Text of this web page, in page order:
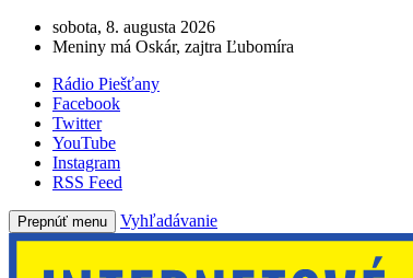
sobota, 8. augusta 2026
Meniny má Oskár, zajtra Ľubomíra
Rádio Piešťany
Facebook
Twitter
YouTube
Instagram
RSS Feed
Prepnúť menu Vyhľadávanie